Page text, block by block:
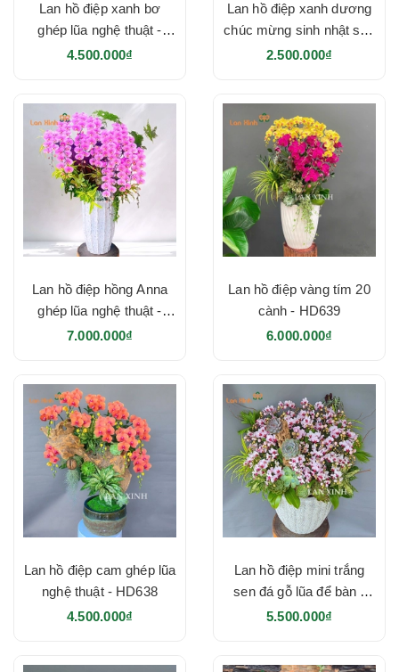
Lan hồ điệp xanh bơ
ghép lũa nghệ thuật -
HD642
4.500.000₫
Lan hồ điệp xanh dương
chúc mừng sinh nhật sếp
- HD641
2.500.000₫
Lan hồ điệp hồng Anna
ghép lũa nghệ thuật -
HD640
7.000.000₫
Lan hồ điệp vàng tím 20
cành - HD639
6.000.000₫
Lan hồ điệp cam ghép lũa
nghệ thuật - HD638
4.500.000₫
Lan hồ điệp mini trắng
sen đá gỗ lũa để bàn -
HD637
5.500.000₫